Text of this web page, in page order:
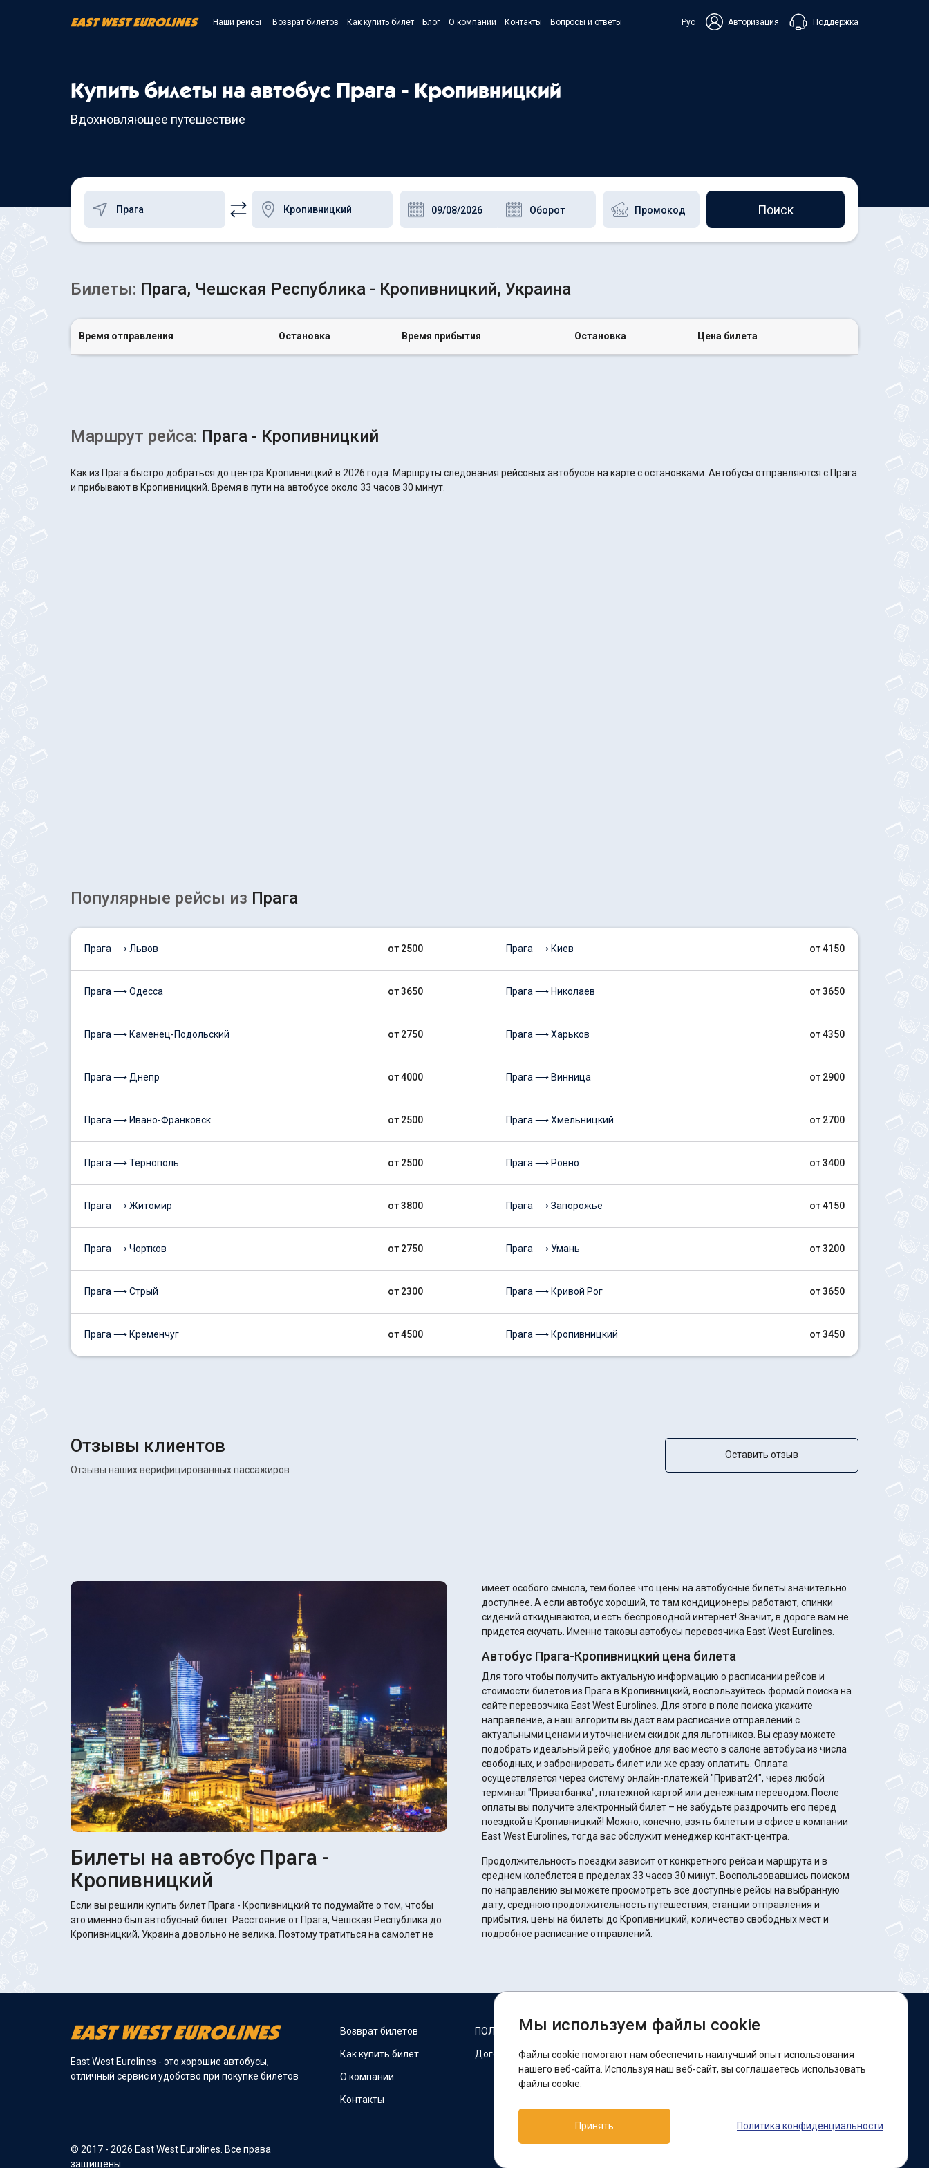
Наши рейсы Возврат билетов Как купить билет Блог О компании Контакты Вопросы и ответы Рус Авторизация Поддержка
Чат в Messenger
Купить билеты на автобус Прага - Кропивницкий
Вдохновляющее путешествие
Поиск
Билеты: Прага, Чешская Республика - Кропивницкий, Украина
Время отправления Остановка Время прибытия Остановка Цена билета
Маршрут рейса: Прага - Кропивницкий
Как из Прага быстро добраться до центра Кропивницкий в 2026 года. Маршруты следования рейсовых автобусов на карте с остановками. Автобусы отправляются с Прага
и прибывают в Кропивницкий. Время в пути на автобусе около 33 часов 30 минут.
Популярные рейсы из Прага
Прага ⟶ Львов от 2500
Прага ⟶ Одесса от 3650
Прага ⟶ Каменец-Подольский от 2750
Прага ⟶ Днепр от 4000
Прага ⟶ Ивано-Франковск от 2500
Прага ⟶ Тернополь от 2500
Прага ⟶ Житомир от 3800
Прага ⟶ Чортков от 2750
Прага ⟶ Стрый от 2300
Прага ⟶ Кременчуг от 4500
Прага ⟶ Киев от 4150
Прага ⟶ Николаев от 3650
Прага ⟶ Харьков от 4350
Прага ⟶ Винница от 2900
Прага ⟶ Хмельницкий от 2700
Прага ⟶ Ровно от 3400
Прага ⟶ Запорожье от 4150
Прага ⟶ Умань от 3200
Прага ⟶ Кривой Рог от 3650
Прага ⟶ Кропивницкий от 3450
Отзывы клиентов
Отзывы наших верифицированных пассажиров
Оставить отзыв
Билеты на автобус Прага -
Кропивницкий
Если вы решили купить билет Прага - Кропивницкий то подумайте о том, чтобы
это именно был автобусный билет. Расстояние от Прага, Чешская Республика до
Кропивницкий, Украина довольно не велика. Поэтому тратиться на самолет не
имеет особого смысла, тем более что цены на автобусные билеты значительно
доступнее. А если автобус хороший, то там кондиционеры работают, спинки
сидений откидываются, и есть беспроводной интернет! Значит, в дороге вам не
придется скучать. Именно таковы автобусы перевозчика East West Eurolines.
Автобус Прага-Кропивницкий цена билета
Для того чтобы получить актуальную информацию о расписании рейсов и
стоимости билетов из Прага в Кропивницкий, воспользуйтесь формой поиска на
сайте перевозчика East West Eurolines. Для этого в поле поиска укажите
направление, а наш алгоритм выдаст вам расписание отправлений с
актуальными ценами и уточнением скидок для льготников. Вы сразу можете
подобрать идеальный рейс, удобное для вас место в салоне автобуса из числа
свободных, и забронировать билет или же сразу оплатить. Оплата
осуществляется через систему онлайн-платежей "Приват24", через любой
терминал "Приватбанка", платежной картой или денежным переводом. После
оплаты вы получите электронный билет – не забудьте раздрочить его перед
поездкой в Кропивницкий! Можно, конечно, взять билеты и в офисе в компании
East West Eurolines, тогда вас обслужит менеджер контакт-центра.
Продолжительность поездки зависит от конкретного рейса и маршрута и в
среднем колеблется в пределах 33 часов 30 минут. Воспользовавшись поиском
по направлению вы можете просмотреть все доступные рейсы на выбранную
дату, среднюю продолжительность путешествия, станции отправления и
прибытия, цены на билеты до Кропивницкий, количество свободных мест и
подробное расписание отправлений.
East West Eurolines - это хорошие автобусы,
отличный сервис и удобство при покупке билетов
© 2017 - 2026 East West Eurolines. Все права
защищены
Возврат билетов
Как купить билет
О компании
Контакты
ПОЛИТИКА COOKIES
Договор оферты
Мы в соцсетях:
Facebook
Поддержка:
Telegram-бот
Мы используем файлы cookie
Файлы cookie помогают нам обеспечить наилучший опыт использования
нашего веб-сайта. Используя наш веб-сайт, вы соглашаетесь использовать
файлы cookie.
Принять Политика конфиденциальности